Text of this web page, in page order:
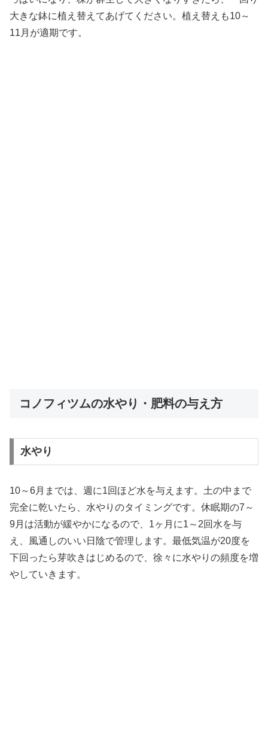
大きな鉢に植え替えてあげてください。植え替えも10～
11月が適期です。
コノフィツムの水やり・肥料の与え方
水やり
10～6月までは、週に1回ほど水を与えます。土の中まで
完全に乾いたら、水やりのタイミングです。休眠期の7～
9月は活動が緩やかになるので、1ヶ月に1～2回水を与
え、風通しのいい日陰で管理します。最低気温が20度を
下回ったら芽吹きはじめるので、徐々に水やりの頻度を増
やしていきます。